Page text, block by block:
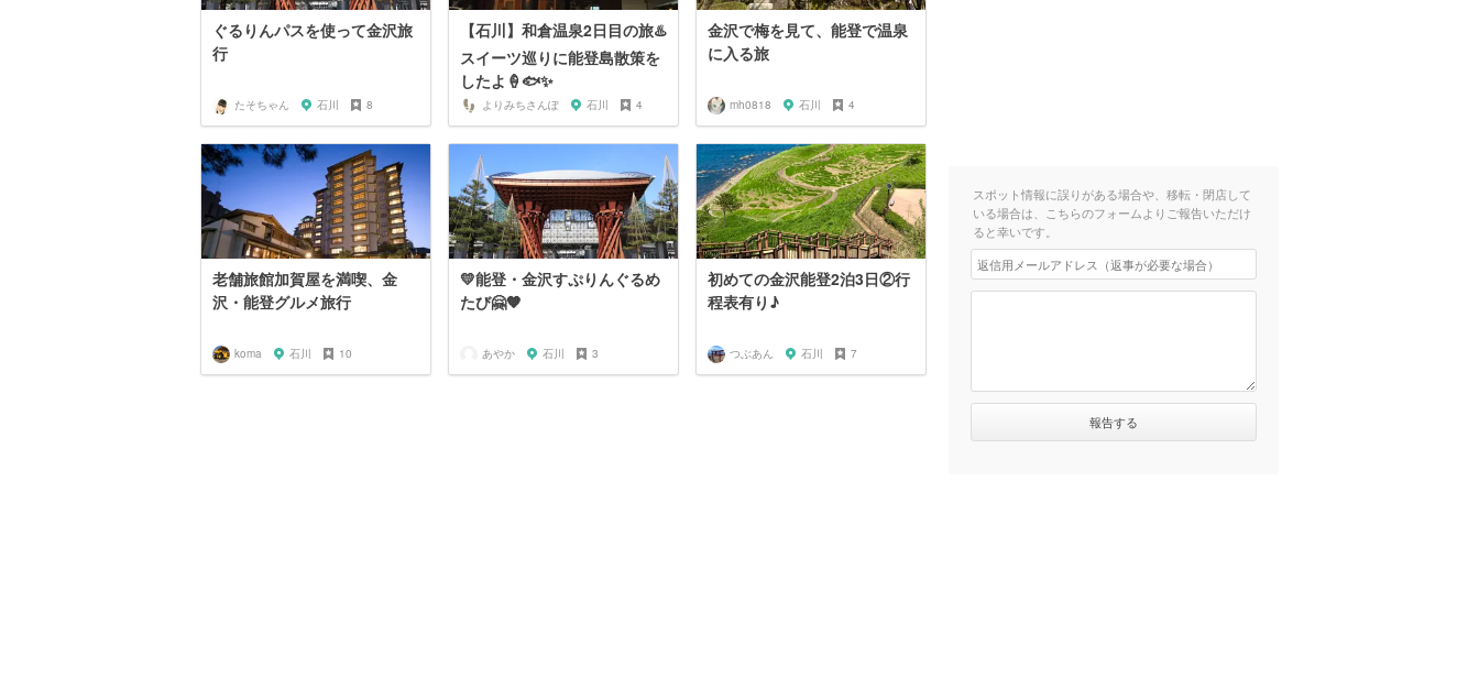
ぐるりんパスを使って金沢旅
行
たそちゃん 石川 8
【石川】和倉温泉2日目の旅♨️
スイーツ巡りに能登島散策を
したよ🍦🐟✨
よりみちさんぽ 石川 4
金沢で梅を見て、能登で温泉
に入る旅
mh0818 石川 4
老舗旅館加賀屋を満喫、金
沢・能登グルメ旅行
koma 石川 10
💛能登・金沢すぷりんぐるめ
たび🤗🧡
あやか 石川 3
初めての金沢能登2泊3日②行
程表有り♪
つぶあん 石川 7
スポット情報に誤りがある場合や、移転・閉店して
いる場合は、こちらのフォームよりご報告いただけ
ると幸いです。